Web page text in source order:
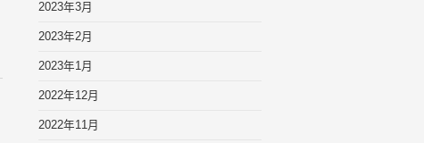
2023年3月
2023年2月
2023年1月
2022年12月
2022年11月